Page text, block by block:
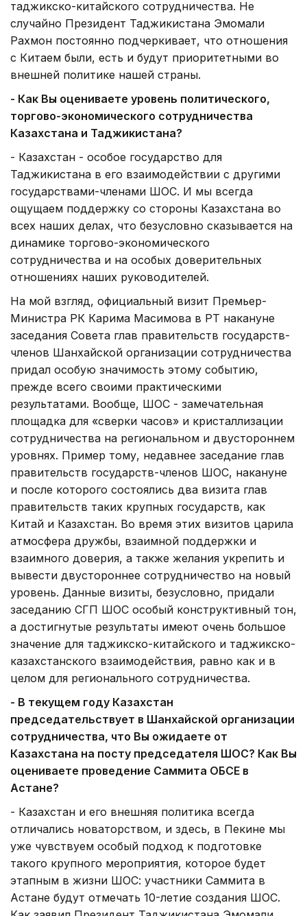
таджикско-китайского сотрудничества. Не
случайно Президент Таджикистана Эмомали
Рахмон постоянно подчеркивает, что отношения
с Китаем были, есть и будут приоритетными во
внешней политике нашей страны.
- Как Вы оцениваете уровень политического,
торгово-экономического сотрудничества
Казахстана и Таджикистана?
- Казахстан - особое государство для
Таджикистана в его взаимодействии с другими
государствами-членами ШОС. И мы всегда
ощущаем поддержку со стороны Казахстана во
всех наших делах, что безусловно сказывается на
динамике торгово-экономического
сотрудничества и на особых доверительных
отношениях наших руководителей.
На мой взгляд, официальный визит Премьер-
Министра РК Карима Масимова в РТ накануне
заседания Совета глав правительств государств-
членов Шанхайской организации сотрудничества
придал особую значимость этому событию,
прежде всего своими практическими
результатами. Вообще, ШОС - замечательная
площадка для «сверки часов» и кристаллизации
сотрудничества на региональном и двустороннем
уровнях. Пример тому, недавнее заседание глав
правительств государств-членов ШОС, накануне
и после которого состоялись два визита глав
правительств таких крупных государств, как
Китай и Казахстан. Во время этих визитов царила
атмосфера дружбы, взаимной поддержки и
взаимного доверия, а также желания укрепить и
вывести двустороннее сотрудничество на новый
уровень. Данные визиты, безусловно, придали
заседанию СГП ШОС особый конструктивный тон,
а достигнутые результаты имеют очень большое
значение для таджикско-китайского и таджикско-
казахстанского взаимодействия, равно как и в
целом для регионального сотрудничества.
- В текущем году Казахстан
председательствует в Шанхайской организации
сотрудничества, что Вы ожидаете от
Казахстана на посту председателя ШОС? Как Вы
оцениваете проведение Саммита ОБСЕ в
Астане?
- Казахстан и его внешняя политика всегда
отличались новаторством, и здесь, в Пекине мы
уже чувствуем особый подход к подготовке
такого крупного мероприятия, которое будет
этапным в жизни ШОС: участники Саммита в
Астане будут отмечать 10-летие создания ШОС.